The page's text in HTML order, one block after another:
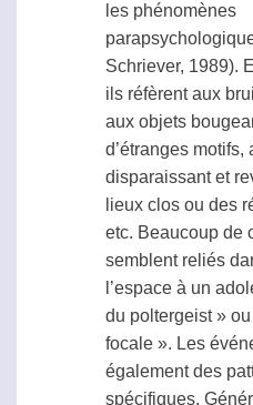
les phénomènes
Schriever, 1989).
ils réfèrent aux
aux objets
d’étranges motifs,
disparaissant et
lieux clos ou des
etc. Beaucoup de
semblent reliés
l’espace à un
du poltergeist» ou
focale ». Les
également des
spécifiques.